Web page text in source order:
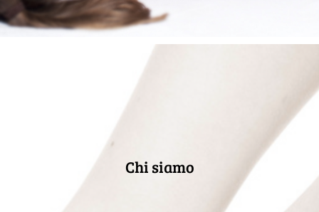
Chi siamo